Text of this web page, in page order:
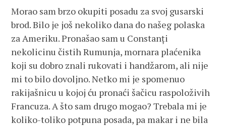
Morao sam brzo okupiti posadu za svoj gusarski
brod. Bilo je još nekoliko dana do našeg polaska
za Ameriku. Pronašao sam u Constanți
nekolicinu čistih Rumunja, mornara plaćenika
koji su dobro znali rukovati i handžarom, ali nije
mi to bilo dovoljno. Netko mi je spomenuo
rakijašnicu u kojoj ću pronaći šačicu raspoloživih
Francuza. A što sam drugo mogao? Trebala mi je
koliko-toliko potpuna posada, pa makar i ne bila